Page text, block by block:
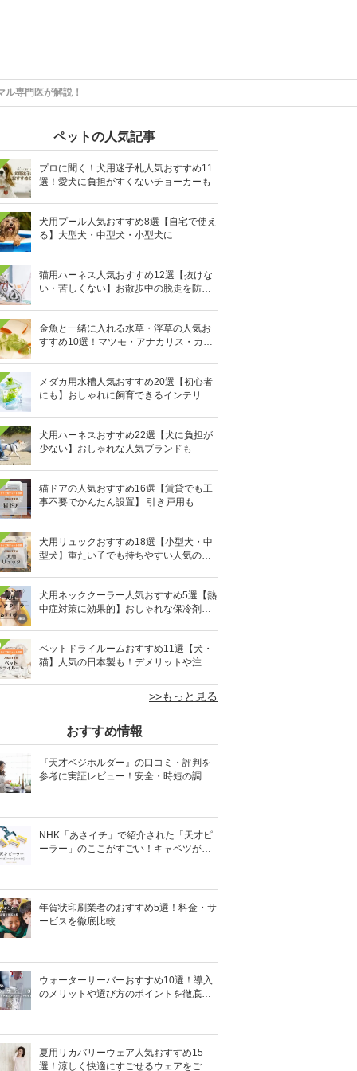
専門医が解説！
ペットの人気記事
プロに聞く！犬用迷子札人気おすすめ11
選！愛犬に負担がすくないチョーカーも
犬用プール人気おすすめ8選【自宅で使え
る】大型犬・中型犬・小型犬に
猫用ハーネス人気おすすめ12選【抜けな
い・苦しくない】お散歩中の脱走を防止
金魚と一緒に入れる水草・浮草の人気お
すすめ10選！マツモ・アナカリス・カボ
メダカ用水槽人気おすすめ20選【初心者
にも】おしゃれに飼育できるインテリア
犬用ハーネスおすすめ22選【犬に負担が
少ない】おしゃれな人気ブランドも
猫ドアの人気おすすめ16選【賃貸でも工
事不要でかんたん設置】 引き戸用も
犬用リュックおすすめ18選【小型犬・中
型犬】重たい子でも持ちやすい人気のキ
犬用ネッククーラー人気おすすめ5選【熱
中症対策に効果的】おしゃれな保冷剤タ
ペットドライルームおすすめ11選【犬・
猫】人気の日本製も！デメリットや注意
>>もっと見る
おすすめ情報
『天才ベジホルダー』の口コミ・評判を
参考に実証レビュー！安全・時短の調理
NHK「あさイチ」で紹介された「天才ピ
ーラー」のここがすごい！キャベツがほ
年賀状印刷業者のおすすめ5選！料金・サ
ービスを徹底比較
ウォーターサーバーおすすめ10選！導入
のメリットや選び方のポイントを徹底解
夏用リカバリーウェア人気おすすめ15
選！涼しく快適にすごせるウェアをご紹